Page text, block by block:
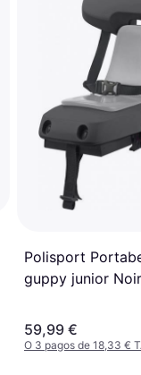
Polisport
guppy junior Noir
59,99 €
O 3 pagos de 18,33 €